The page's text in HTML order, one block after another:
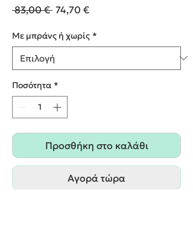
83,00 € Κανονική
74,70 €Τιμή
Με μπράνς ή χωρίς *
Ποσότητα *
Προσθήκη στο καλάθι
Αγορά τώρα